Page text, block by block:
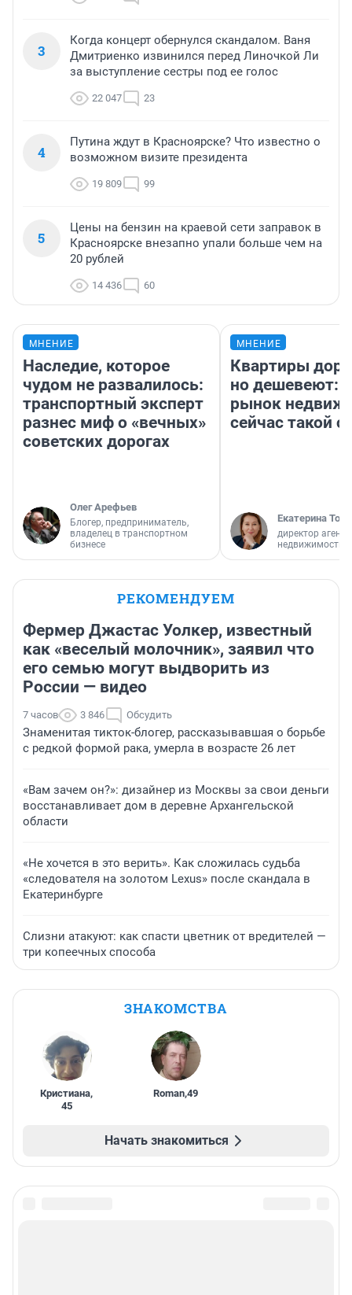
3
Когда концерт обернулся скандалом. Ваня
Дмитриенко извинился перед Линочкой Ли
за выступление сестры под ее голос
22 047 23
4
Путина ждут в Красноярске? Что известно о
возможном визите президента
19 809 99
5
Цены на бензин на краевой сети заправок в
Красноярске внезапно упали больше чем на
20 рублей
14 436 60
МНЕНИЕ
Наследие, которое
чудом не развалилось:
транспортный эксперт
разнес миф о «вечных»
советских дорогах
Олег Арефьев
Блогер, предприниматель,
владелец в транспортном
бизнесе
МНЕНИЕ
Квартиры
но дешевеют:
рынок
сейчас такой
Екатерина
директор
недвижимости
РЕКОМЕНДУЕМ
Фермер Джастас Уолкер, известный
как «веселый молочник», заявил что
его семью могут выдворить из
России — видео
7 часов 3 846 Обсудить
Знаменитая тикток-блогер, рассказывавшая о борьбе
с редкой формой рака, умерла в возрасте 26 лет
«Вам зачем он?»: дизайнер из Москвы за свои деньги
восстанавливает дом в деревне Архангельской
области
«Не хочется в это верить». Как сложилась судьба
«следователя на золотом Lexus» после скандала в
Екатеринбурге
Слизни атакуют: как спасти цветник от вредителей —
три копеечных способа
ЗНАКОМСТВА
Кристиана,
45
Roman,49
Начать знакомиться